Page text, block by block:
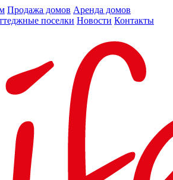
Продажа домов Аренда домов
поселки Новости Контакты